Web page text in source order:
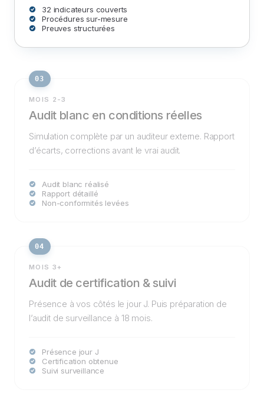
32 indicateurs couverts
Procédures sur-mesure
Preuves structurées
03
MOIS 2-3
Audit blanc en conditions réelles
Simulation complète par un auditeur externe. Rapport
d’écarts, corrections avant le vrai audit.
Audit blanc réalisé
Rapport détaillé
Non-conformités levées
04
MOIS 3+
Audit de certification & suivi
Présence à vos côtés le jour J. Puis préparation de
l’audit de surveillance à 18 mois.
Présence jour J
Certification obtenue
Suivi surveillance